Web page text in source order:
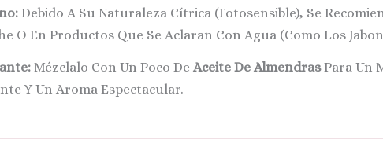
Debido A Su Naturaleza Cítrica (fotosensible), Se
O En Productos Que Se Aclaran Con Agua (como Los
Mézclalo Con Un Poco DeAceite De AlmendrasPara Un
Y Un Aroma Espectacular.